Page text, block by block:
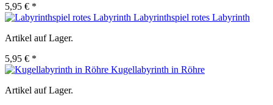
5,95 € *
Labyrinthspiel rotes Labyrinth
Artikel auf Lager.
5,95 € *
Kugellabyrinth in Röhre
Artikel auf Lager.